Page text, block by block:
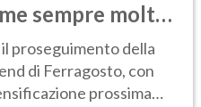
sempre molto
proseguimento della
di Ferragosto, con
prossima